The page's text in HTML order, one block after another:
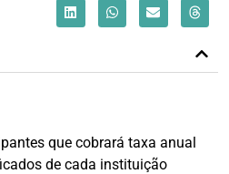
que cobrará taxa anual
de cada instituição